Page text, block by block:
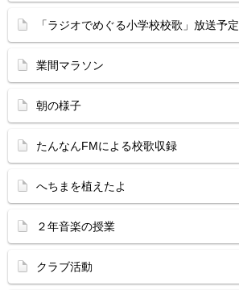
「ラジオでめぐる小学校校歌」放送予定
業間マラソン
朝の様子
たんなんFMによる校歌収録
へちまを植えたよ
２年音楽の授業
クラブ活動